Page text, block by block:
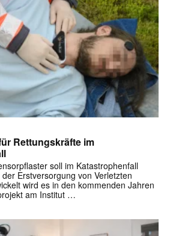
Rettungskräfte im
soll im Katastrophenfall
Erstversorgung von Verletzten
wird es in den kommenden Jahren
am Institut …